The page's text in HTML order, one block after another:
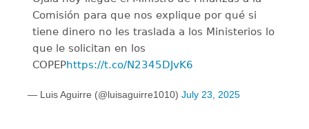
Comisión para que nos explique por qué si
tiene dinero no les traslada a los Ministerios lo
que le solicitan en los
COPEPhttps://t.co/N2345DJvK6
— Luis Aguirre (@luisaguirre1010) July 23, 2025